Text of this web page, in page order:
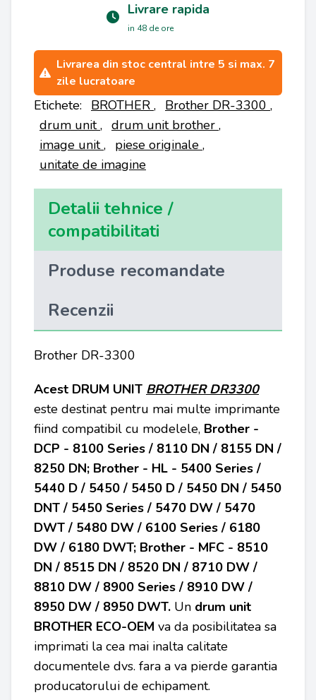
Livrare rapida
in 48 de ore
Livrarea din stoc central intre 5 si max. 7
zile lucratoare
Etichete: BROTHER , Brother DR-3300 ,
drum unit, drum unit brother ,
image unit, piese originale ,
unitate de imagine
Detalii tehnice /
compatibilitati
Produse recomandate
Recenzii
Brother DR-3300
Acest DRUM UNIT BROTHERDR3300
este destinat pentru mai multe imprimante
fiind compatibil cu modelele, Brother -
DCP - 8100 Series / 8110 DN / 8155 DN /
8250 DN; Brother - HL - 5400 Series /
5440 D / 5450 / 5450 D / 5450 DN / 5450
DNT / 5450 Series / 5470 DW / 5470
DWT / 5480 DW / 6100 Series / 6180
DW / 6180 DWT; Brother - MFC - 8510
DN / 8515 DN / 8520 DN / 8710 DW /
8810 DW / 8900 Series / 8910 DW /
8950 DW / 8950 DWT. Un drum unit
BROTHER ECO-OEM va da posibilitatea sa
imprimati la cea mai inalta calitate
documentele dvs. fara a va pierde garantia
producatorului de echipament.